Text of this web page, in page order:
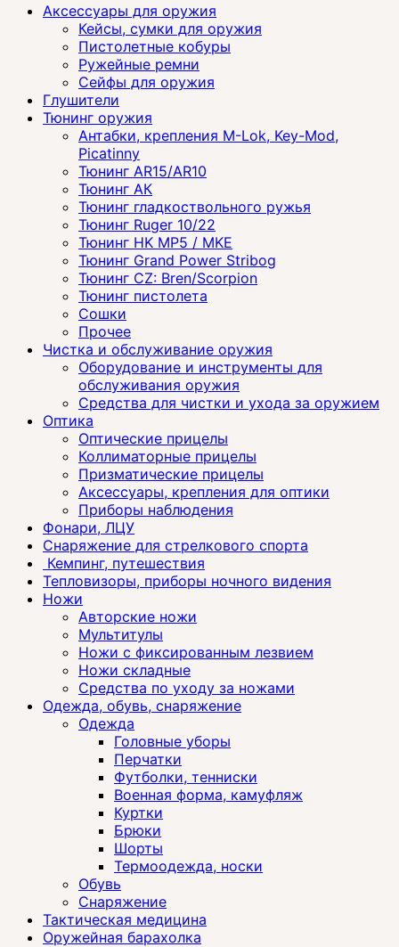
Аксессуары для оружия
Кейсы, сумки для оружия
Пистолетные кобуры
Ружейные ремни
Сейфы для оружия
Глушители
Тюнинг оружия
Антабки, крепления M-Lok, Key-Mod,
Picatinny
Тюнинг AR15/AR10
Тюнинг АК
Тюнинг гладкоствольного ружья
Тюнинг Ruger 10/22
Тюнинг HK MP5 / MKE
Тюнинг Grand Power Stribog
Тюнинг CZ: Bren/Scorpion
Тюнинг пистолета
Сошки
Прочее
Чистка и обслуживание оружия
Оборудование и инструменты для
обслуживания оружия
Средства для чистки и ухода за оружием
Оптика
Оптические прицелы
Коллиматорные прицелы
Призматические прицелы
Аксессуары, крепления для оптики
Приборы наблюдения
Фонари, ЛЦУ
Снаряжение для стрелкового спорта
Кемпинг, путешествия
Тепловизоры, приборы ночного видения
Ножи
Авторские ножи
Мультитулы
Ножи с фиксированным лезвием
Ножи складные
Средства по уходу за ножами
Одежда, обувь, снаряжение
Одежда
Головные уборы
Перчатки
Футболки, тенниски
Военная форма, камуфляж
Куртки
Брюки
Шорты
Термоодежда, носки
Обувь
Снаряжение
Тактическая медицина
Оружейная барахолка